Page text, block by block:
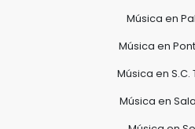
Música en
Música en
Música en S.C.
Música en